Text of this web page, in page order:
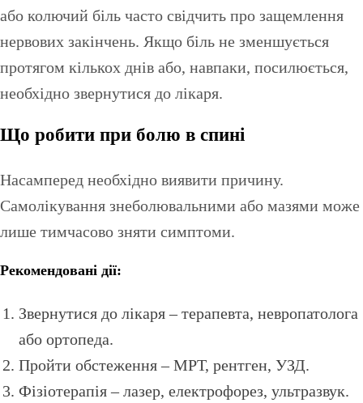
або колючий біль часто свідчить про защемлення
нервових закінчень. Якщо біль не зменшується
протягом кількох днів або, навпаки, посилюється,
необхідно звернутися до лікаря.
Що робити при болю в спині
Насамперед необхідно виявити причину.
Самолікування знеболювальними або мазями може
лише тимчасово зняти симптоми.
Рекомендовані дії:
Звернутися до лікаря – терапевта, невропатолога
або ортопеда.
Пройти обстеження – МРТ, рентген, УЗД.
Фізіотерапія – лазер, електрофорез, ультразвук.